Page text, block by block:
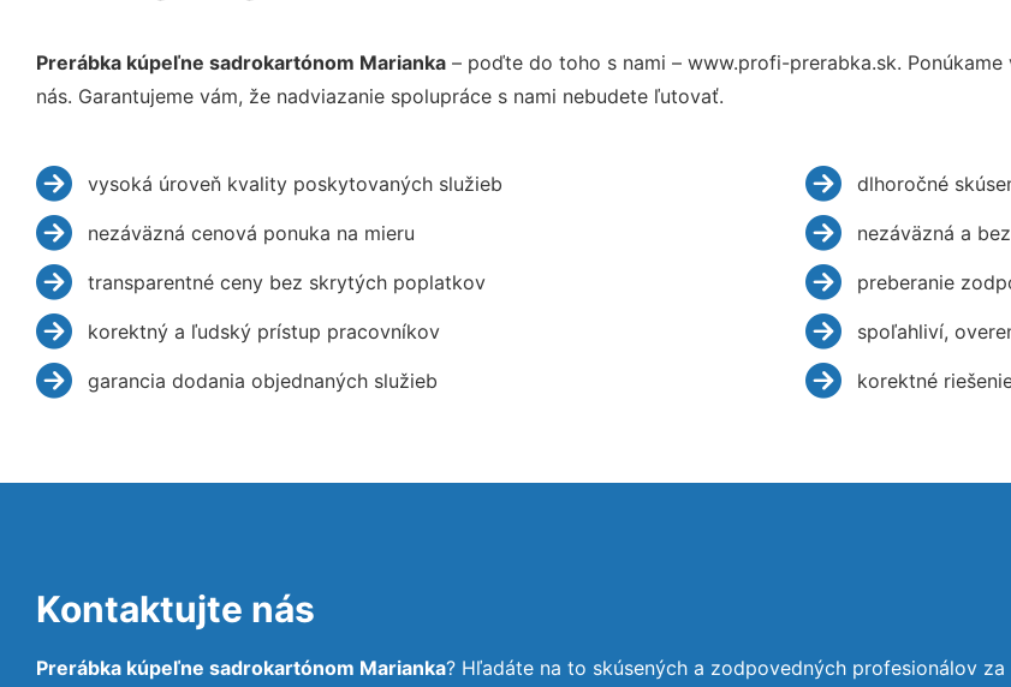
Prerábka kúpeľne sadrokartónom Marianka – poďte do toho s nami – www.profi-prerabka.sk.
nás. Garantujeme vám, že nadviazanie spolupráce s nami nebudete ľutovať.
vysoká úroveň kvality poskytovaných služieb
nezáväzná cenová ponuka na mieru
transparentné ceny bez skrytých poplatkov
korektný a ľudský prístup pracovníkov
garancia dodania objednaných služieb
dlhoročné
nezáväzná a
preberanie
spoľahliví,
korektné
Kontaktujte nás
Prerábka kúpeľne sadrokartónom Marianka? Hľadáte na to skúsených a zodpovedných profesionálov za